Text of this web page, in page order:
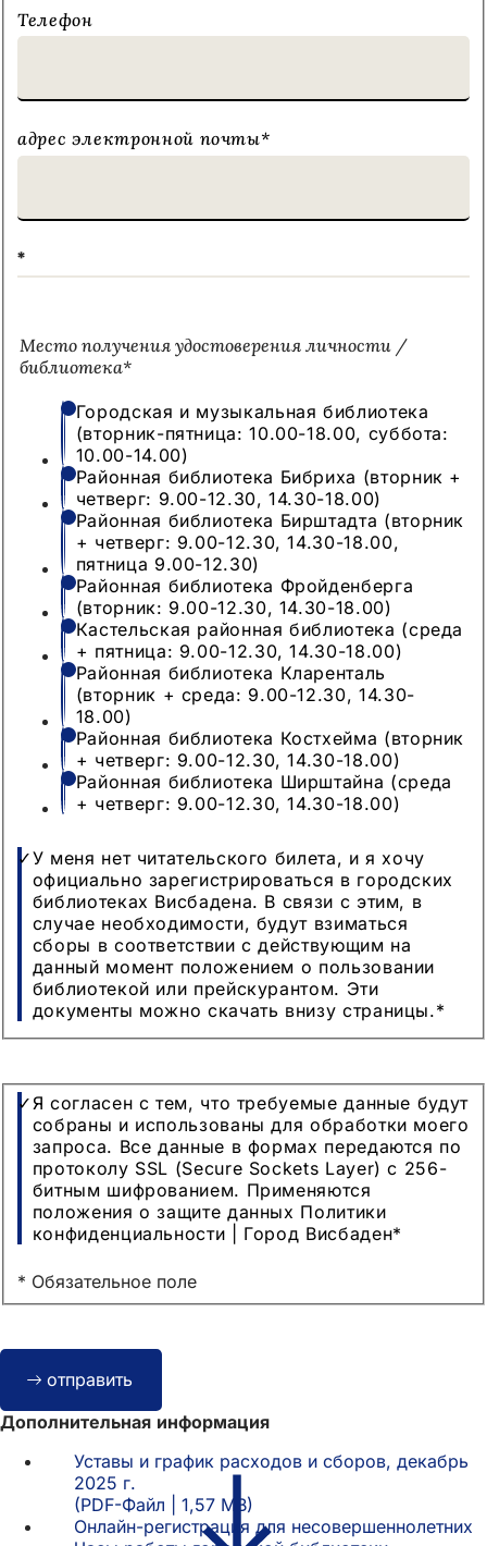
Телефон
адрес электронной почты*
*
Место получения удостоверения личности /
библиотека*
Городская и музыкальная библиотека
(вторник-пятница: 10.00-18.00, суббота:
10.00-14.00)
Районная библиотека Бибриха (вторник +
четверг: 9.00-12.30, 14.30-18.00)
Районная библиотека Бирштадта (вторник
+ четверг: 9.00-12.30, 14.30-18.00,
пятница 9.00-12.30)
Районная библиотека Фройденберга
(вторник: 9.00-12.30, 14.30-18.00)
Кастельская районная библиотека (среда
+ пятница: 9.00-12.30, 14.30-18.00)
Районная библиотека Кларенталь
(вторник + среда: 9.00-12.30, 14.30-
18.00)
Районная библиотека Костхейма (вторник
+ четверг: 9.00-12.30, 14.30-18.00)
Районная библиотека Ширштайна (среда
+ четверг: 9.00-12.30, 14.30-18.00)
У меня нет читательского билета, и я хочу
официально зарегистрироваться в городских
библиотеках Висбадена. В связи с этим, в
случае необходимости, будут взиматься
сборы в соответствии с действующим на
данный момент положением о пользовании
библиотекой или прейскурантом. Эти
документы можно скачать внизу страницы.*
Защита
данных
Я согласен с тем, что требуемые данные будут
собраны и использованы для обработки моего
запроса. Все данные в формах передаются по
протоколу SSL (Secure Sockets Layer) с 256-
битным шифрованием. Применяются
положения о защите данных Политики
конфиденциальности | Город Висбаден*
* Обязательное поле
Bitte
lassen
Sie
dieses
leer.
отправить
Дополнительная информация
Уставы и график расходов и сборов, декабрь
2025 г.
PDF-Файл
1,57 MB
Онлайн-регистрация для несовершеннолетних